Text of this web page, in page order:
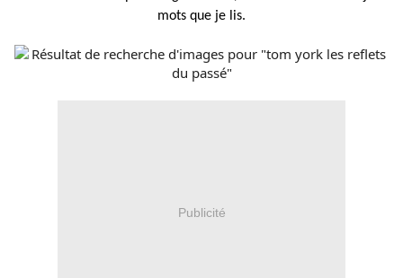
mots que je lis.
Publicité